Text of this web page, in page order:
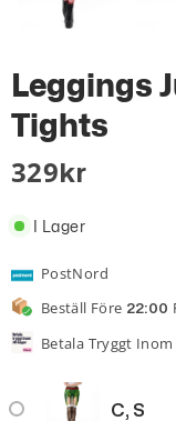
Leggings
Tights
329 Kr
I Lager
PostNord
Beställ Före 22:00
Betala Tryggt Inom
C, S